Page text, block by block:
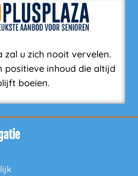
zal u zich nooit vervelen.
positieve inhoud die altijd
boeien.